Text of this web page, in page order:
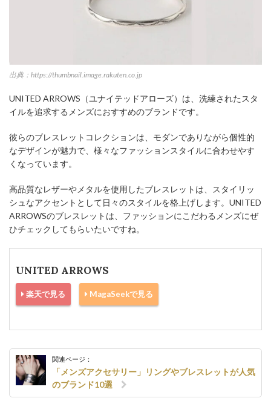
出典：https://thumbnail.image.rakuten.co.jp
UNITED ARROWS（ユナイテッドアローズ）は、洗練されたスタ
イルを追求するメンズにおすすめのブランドです。
彼らのブレスレットコレクションは、モダンでありながら個性的
なデザインが魅力で、様々なファッションスタイルに合わせやす
くなっています。
高品質なレザーやメタルを使用したブレスレットは、スタイリッ
シュなアクセントとして日々のスタイルを格上げします。UNITED
ARROWSのブレスレットは、ファッションにこだわるメンズにぜ
ひチェックしてもらいたいですね。
UNITED ARROWS
楽天で見る MagaSeekで見る
関連ページ：
「メンズアクセサリー」リングやブレスレットが人気
のブランド10選